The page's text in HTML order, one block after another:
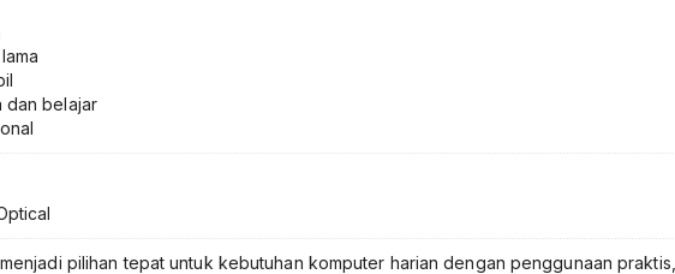
dan belajar
pilihan tepat untuk kebutuhan komputer harian dengan penggunaan praktis,